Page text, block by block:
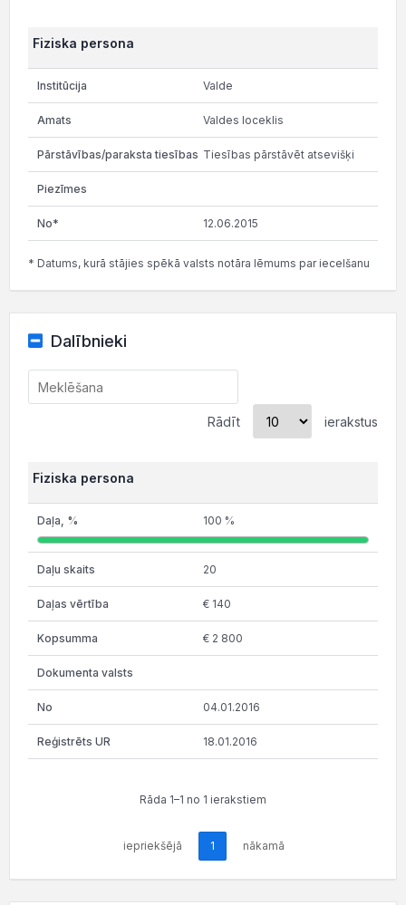
Fiziska persona
Valde
Valdes loceklis
Tiesības pārstāvēt atsevišķi
12.06.2015
* Datums, kurā stājies spēkā valsts notāra lēmums par iecelšanu
Dalībnieki
Rādīt ierakstus
Fiziska persona
100 %
20
€ 140
€ 2 800
04.01.2016
18.01.2016
Rāda 1–1 no 1 ierakstiem
iepriekšējā 1 nākamā